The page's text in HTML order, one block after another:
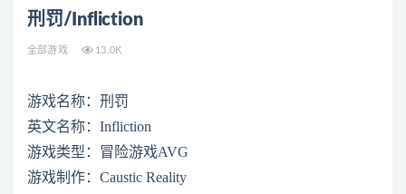
刑罚/Infliction
全部游戏 13.0K
游戏名称：刑罚
英文名称：Infliction
游戏类型：冒险游戏AVG
游戏制作：Caustic Reality